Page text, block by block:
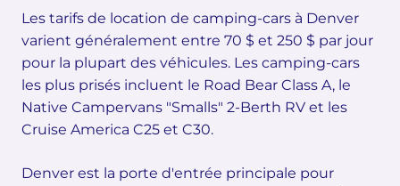
Les tarifs de location de camping-cars à Denver
varient généralement entre 70 $ et 250 $ par jour
pour la plupart des véhicules. Les camping-cars
les plus prisés incluent le Road Bear Class A, le
Native Campervans "Smalls" 2-Berth RV et les
Cruise America C25 et C30.
Denver est la porte d'entrée principale pour